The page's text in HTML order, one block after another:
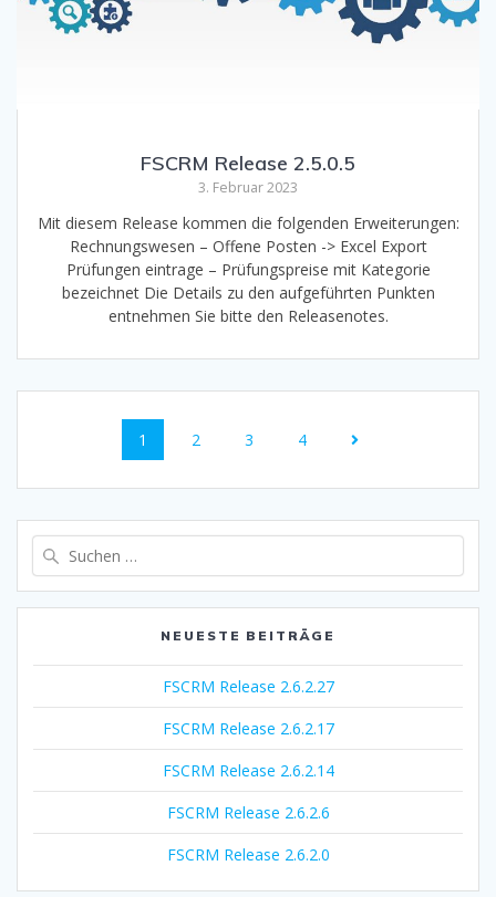
FSCRM Release 2.5.0.5
3. Februar 2023
Mit diesem Release kommen die folgenden Erweiterungen:
Rechnungswesen – Offene Posten -> Excel Export
Prüfungen eintrage – Prüfungspreise mit Kategorie
bezeichnet Die Details zu den aufgeführten Punkten
entnehmen Sie bitte den Releasenotes.
NavigationSeite
1 Seite
2 Seite
3 Seite
4
nach:
NEUESTE BEITRÄGE
FSCRM Release 2.6.2.27
FSCRM Release 2.6.2.17
FSCRM Release 2.6.2.14
FSCRM Release 2.6.2.6
FSCRM Release 2.6.2.0